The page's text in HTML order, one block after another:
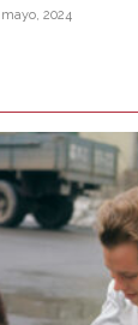
mayo, 2024